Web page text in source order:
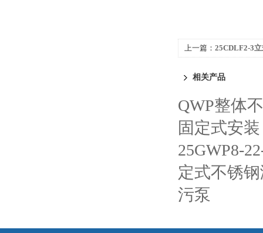
上一篇： 25CDLF2-3
相关产品
QWP整体
固定式安装
25GWP8-
定式不锈
污泵